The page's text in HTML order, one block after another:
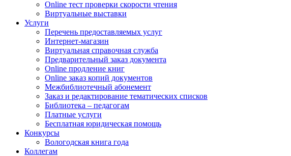
Online тест проверки скорости чтения
Виртуальные выставки
Услуги
Перечень предоставляемых услуг
Интернет-магазин
Виртуальная справочная служба
Предварительный заказ документа
Online продление книг
Online заказ копий документов
Межбиблиотечный абонемент
Заказ и редактирование тематических списков
Библиотека – педагогам
Платные услуги
Бесплатная юридическая помощь
Конкурсы
Вологодская книга года
Коллегам